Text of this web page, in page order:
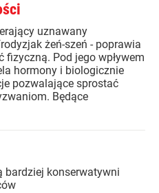
uznawany
żeń-szeń - poprawia
fizyczną. Pod jego wpływem
hormony i biologicznie
pozwalające sprostać
Będące
bardziej konserwatywni